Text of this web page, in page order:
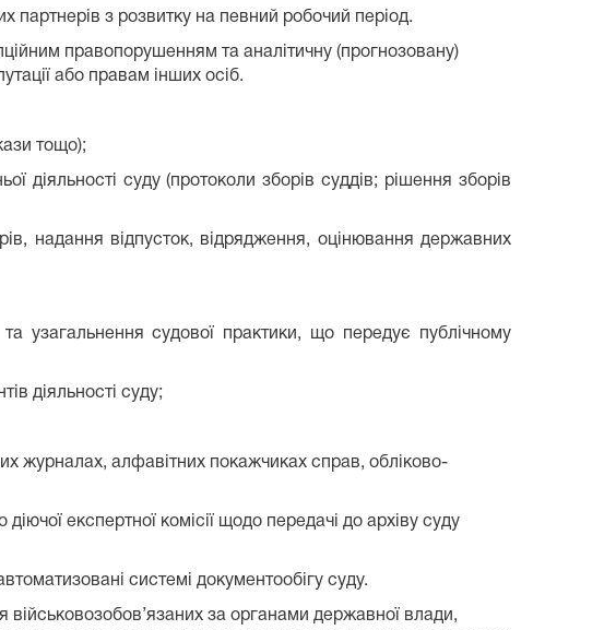
партнерів з розвитку на певний робочий період.
правопорушенням та аналітичну (прогнозовану)
або правам інших осіб.
тощо);
діяльності суду (протоколи зборів суддів; рішення зборів
надання відпусток, відрядження, оцінювання державних
узагальнення судової практики, що передує публічному
діяльності суду;
журналах, алфавітних покажчиках справ, обліково-
експертної комісії щодо передачі до архіву суду
системі документообігу суду.
військовозобов’язаних за органами державної влади,